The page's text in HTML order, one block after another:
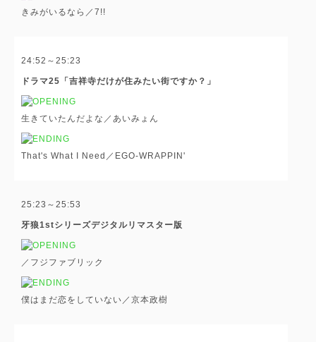
きみがいるなら／7!!
24:52～25:23
ドラマ25「吉祥寺だけが住みたい街ですか？」
生きていたんだよな／あいみょん
That's What I Need／EGO-WRAPPIN'
25:23～25:53
牙狼1stシリーズデジタルリマスター版
／フジファブリック
僕はまだ恋をしていない／京本政樹